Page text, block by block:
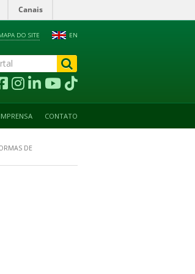
Canais
EN
DO SITE
IMPRENSA CONTATO
DE